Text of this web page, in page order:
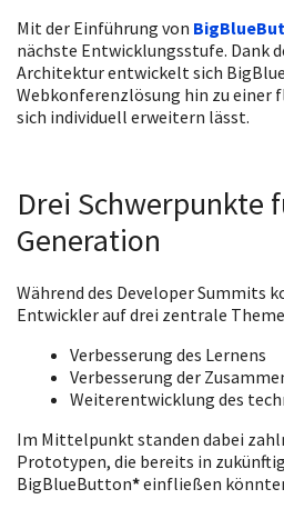
Mit der Einführung von
nächste Entwicklungsstufe. Dank
Architektur entwickelt sich
Webkonferenzlösung hin zu
sich individuell erweitern lässt.
Drei Schwerpunkte
Generation
Während des Developer Summits
Entwickler auf drei zentrale
Verbesserung des Lernens
Verbesserung der
Weiterentwicklung des
Im Mittelpunkt standen dabei
Prototypen, die bereits in
BigBlueButton*einfließen